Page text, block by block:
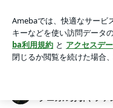
ドルの戻りはロングの利
利用して楽々トレード！
限界を感じている方に必
アプリをダウンロードして
ょう。
クニカル分析やファ